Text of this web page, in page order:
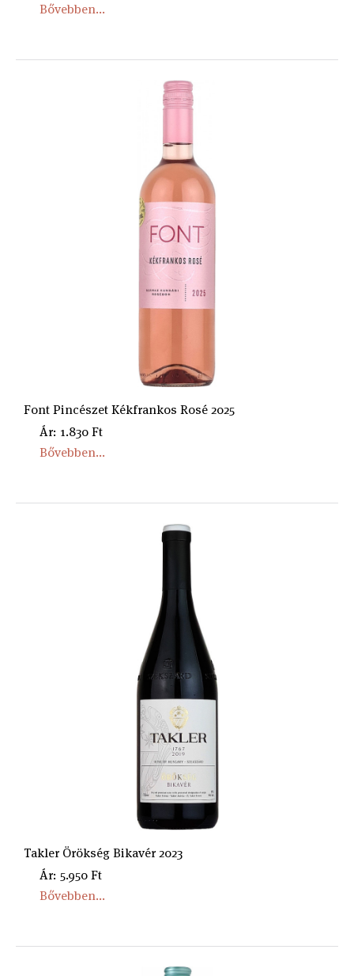
Bővebben...
Font Pincészet Kékfrankos Rosé 2025
Ár: 1.830 Ft
Bővebben...
Takler Örökség Bikavér 2023
Ár: 5.950 Ft
Bővebben...